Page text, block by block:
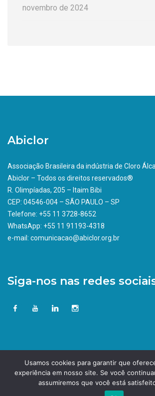
novembro de 2024
Abiclor
Associação Brasileira da indústria de Cloro
Abiclor – Todos os direitos reservados®
R. Olimpíadas, 205 – Itaim Bibi
CEP: 04546-004 – SÃO PAULO – SP
Telefone: +55 11 3728-8652
WhatsApp: +55 11 91193-4318
e-mail: comunicacao@abiclor.org.br
Siga-nos nas redes
Usamos cookies para garantir que
experiência em nosso site. Se você
assumiremos que você está